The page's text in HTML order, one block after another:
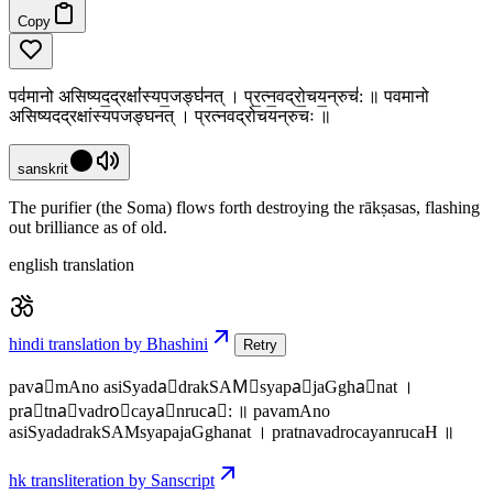
Copy
पव॑मानो असिष्यद॒द्रक्षां॑स्यप॒जङ्घ॑नत् । प्र॒त्न॒वद्रो॒चय॒न्रुच॑: ॥ पवमानो
असिष्यदद्रक्षांस्यपजङ्घनत् । प्रत्नवद्रोचयन्रुचः ॥
sanskrit
The purifier (the Soma) flows forth destroying the rākṣasas, flashing
out brilliance as of old.
english translation
hindi translation by Bhashini Retry
pava॑mAno asiSyada॒drakSAM॑syapa॒jaGgha॑nat ।
pra॒tna॒vadro॒caya॒nruca॑: ॥ pavamAno
asiSyadadrakSAMsyapajaGghanat । pratnavadrocayanrucaH ॥
hk transliteration by Sanscript